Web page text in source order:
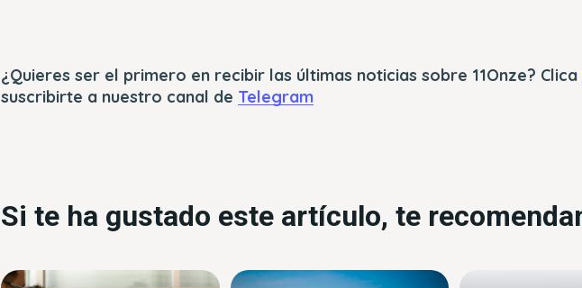
¿Quieres ser el primero en recibir las últimas noticias sobre 11Onze? Clica
suscribirte a nuestro canal de Telegram
Si te ha gustado este artículo, te